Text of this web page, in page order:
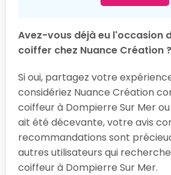
Avez-vous déjà eu l'occasion
coiffer chez Nuance Création ?
Si oui, partagez votre
considériez Nuance Création
coiffeur à Dompierre Sur Mer
ait été décevante, votre avis
recommandations sont
autres utilisateurs qui
coiffeur à Dompierre Sur Mer.